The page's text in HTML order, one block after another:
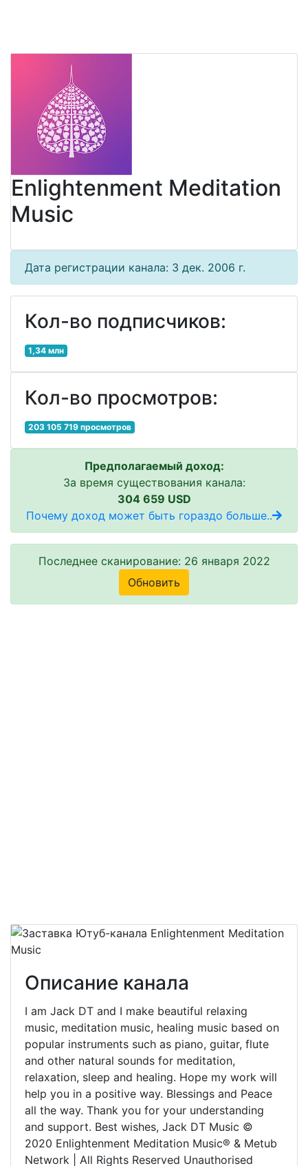
Enlightenment Meditation
Music
Дата регистрации канала: 3 дек. 2006 г.
Кол-во подписчиков:
1,34 млн
Кол-во просмотров:
203 105 719 просмотров
Предполагаемый доход:
За время существования канала:
304 659 USD
Почему доход может быть гораздо больше..
Последнее сканирование: 26 января 2022
Обновить
Описание канала
I am Jack DT and I make beautiful relaxing
music, meditation music, healing music based on
popular instruments such as piano, guitar, flute
and other natural sounds for meditation,
relaxation, sleep and healing. Hope my work will
help you in a positive way. Blessings and Peace
all the way. Thank you for your understanding
and support. Best wishes, Jack DT Music ©
2020 Enlightenment Meditation Music® & Metub
Network | All Rights Reserved Unauthorised